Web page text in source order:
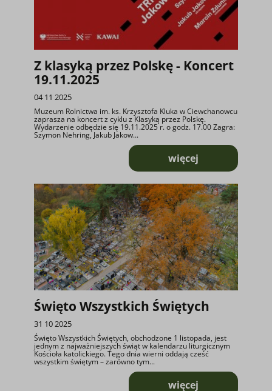
Z klasyką przez Polskę - Koncert
19.11.2025
04 11 2025
Muzeum Rolnictwa im. ks. Krzysztofa Kluka w Ciewchanowcu
zaprasza na koncert z cyklu z Klasyką przez Polskę.
Wydarzenie odbędzie się 19.11.2025 r. o godz. 17.00 Zagra:
Szymon Nehring, Jakub Jakow...
więcejo Z klasyką przez
Święto Wszystkich Świętych
31 10 2025
Święto Wszystkich Świętych, obchodzone 1 listopada, jest
jednym z najważniejszych świąt w kalendarzu liturgicznym
Kościoła katolickiego. Tego dnia wierni oddają cześć
wszystkim świętym – zarówno tym...
więcej